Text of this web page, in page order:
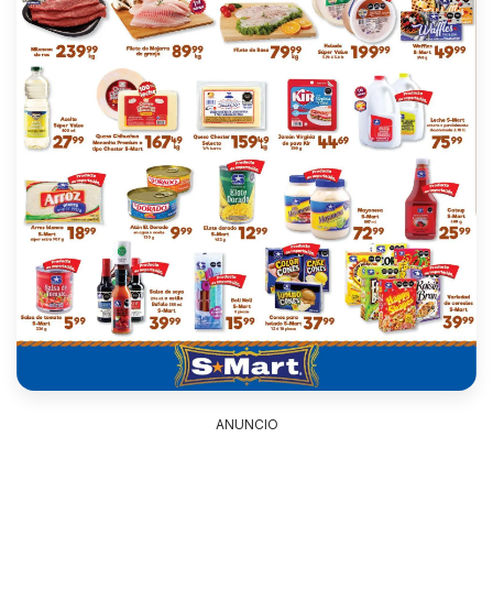
ANUNCIO